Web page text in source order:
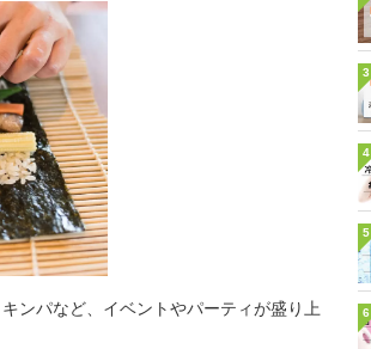
ンパなど、イベントやパーティが盛り上
3
4
5
6